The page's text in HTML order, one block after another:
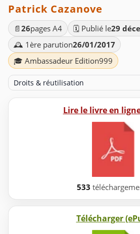
Patrick Cazanove
📄 26pages A4 🗓️ Publié le29
🕰️ 1ère parution26/01/2017
🎓 Ambassadeur Edition999
Droits & réutilisation
Lire le livre en
533
Télécharger